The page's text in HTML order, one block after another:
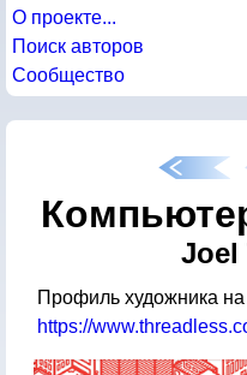
О проекте...
Поиск авторов
Сообщество
Joel
Профиль художника